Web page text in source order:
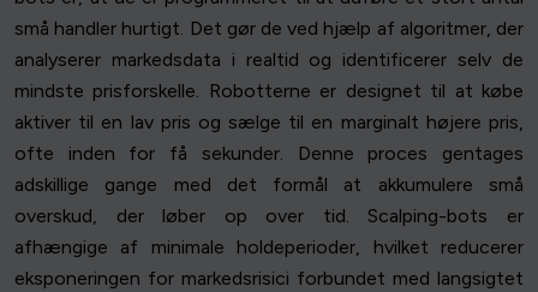
små handler hurtigt. Det gør de ved hjælp af algoritmer, der
analyserer markedsdata i realtid og identificerer selv de
mindste prisforskelle. Robotterne er designet til at købe
aktiver til en lav pris og sælge til en marginalt højere pris,
ofte inden for få sekunder. Denne proces gentages
adskillige gange med det formål at akkumulere små
overskud, der løber op over tid. Scalping-bots er
afhængige af minimale holdeperioder, hvilket reducerer
eksponeringen for markedsrisici forbundet med langsigtet